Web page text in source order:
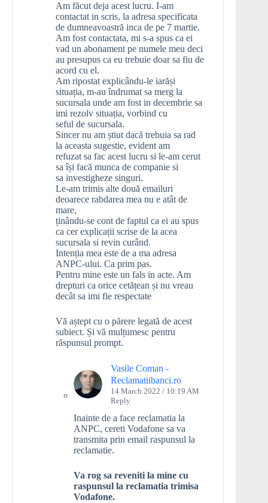
Am făcut deja acest lucru. I-am
contactat in scris, la adresa specificata
de dumneavoastră inca de pe 7 martie.
Am fost contactata, mi s-a spus ca ei
vad un abonament pe numele meu deci
au presupus ca eu trebuie doar sa fiu de
acord cu el.
Am ripostat explicându-le iarăși
situația, m-au îndrumat sa merg la
sucursala unde am fost in decembrie sa
imi rezolv situația, vorbind cu
seful de sucursala.
Sincer nu am știut dacă trebuia sa rad
la aceasta sugestie, evident am
refuzat sa fac acest lucru si le-am cerut
sa își facă munca de companie si
sa investigheze singuri.
Le-am trimis alte două emailuri
deoarece rabdarea mea nu e atât de
mare,
ținându-se cont de faptul ca ei au spus
ca cer explicații scrise de la acea
sucursala si revin curând.
Intenția mea este de a ma adresa
ANPC-ului. Ca prim pas.
Pentru mine este un fals in acte. Am
drepturi ca orice cetățean și nu vreau
decât sa imi fie respectate
Vă aștept cu o părere legată de acest
subiect. Și vă mulțumesc pentru
răspunsul prompt.
Vasile Coman -
Reclamatiibanci.ro
14 March 2022 / 10:19 AM
Reply
Inainte de a face reclamatia la
ANPC, cereti Vodafone sa va
transmita prin email raspunsul la
reclamatie.
Va rog sa reveniti la mine cu
raspunsul la reclamatia trimisa
Vodafone.